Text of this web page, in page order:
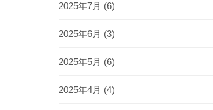
2025年7月 (6)
2025年6月 (3)
2025年5月 (6)
2025年4月 (4)